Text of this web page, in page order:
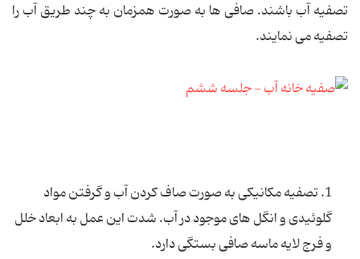
تصفیه آب باشند. صافی ها به صورت همزمان به چند طریق آب را
تصفیه می نمایند.
1. تصفیه مکانیکی به صورت صاف کردن آب و گرفتن مواد
گلوئیدی و انگل های موجود در آب. شدت این عمل به ابعاد خلل
و فرج لایه ماسه صافی بستگی دارد.